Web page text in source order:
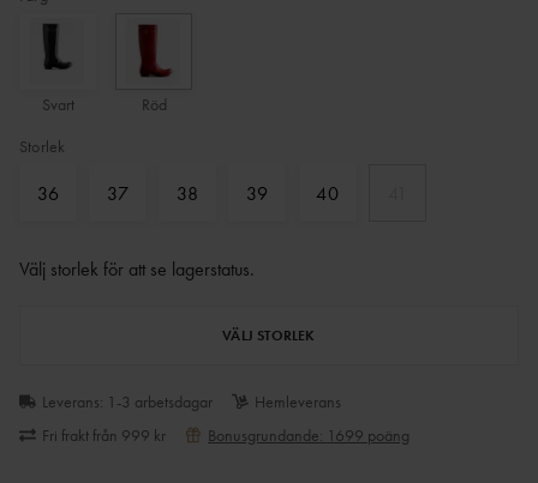
Svart
Röd
Storlek
36 37 38 39 40
Välj storlek för att se lagerstatus.
VÄLJ STORLEK
Leverans: 1-3 arbetsdagar
Hemleverans
Fri frakt från 999 kr
Bonusgrundande: 1699 poäng